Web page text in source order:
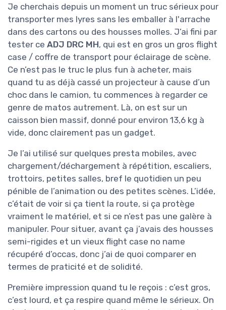
Je cherchais depuis un moment un truc sérieux pour
transporter mes lyres sans les emballer à l'arrache
dans des cartons ou des housses molles. J’ai fini par
tester ce ADJ DRC MH, qui est en gros un gros flight
case / coffre de transport pour éclairage de scène.
Ce n’est pas le truc le plus fun à acheter, mais
quand tu as déjà cassé un projecteur à cause d’un
choc dans le camion, tu commences à regarder ce
genre de matos autrement. Là, on est sur un
caisson bien massif, donné pour environ 13,6 kg à
vide, donc clairement pas un gadget.
Je l’ai utilisé sur quelques presta mobiles, avec
chargement/déchargement à répétition, escaliers,
trottoirs, petites salles, bref le quotidien un peu
pénible de l’animation ou des petites scènes. L’idée,
c’était de voir si ça tient la route, si ça protège
vraiment le matériel, et si ce n’est pas une galère à
manipuler. Pour situer, avant ça j’avais des housses
semi-rigides et un vieux flight case no name
récupéré d’occas, donc j’ai de quoi comparer en
termes de praticité et de solidité.
Première impression quand tu le reçois : c’est gros,
c’est lourd, et ça respire quand même le sérieux. On